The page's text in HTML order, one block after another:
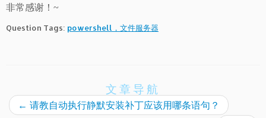
非常感谢！~
Question Tags: powershell，文件服务器
文章导航
← 请教自动执行静默安装补丁应该用哪条语句？